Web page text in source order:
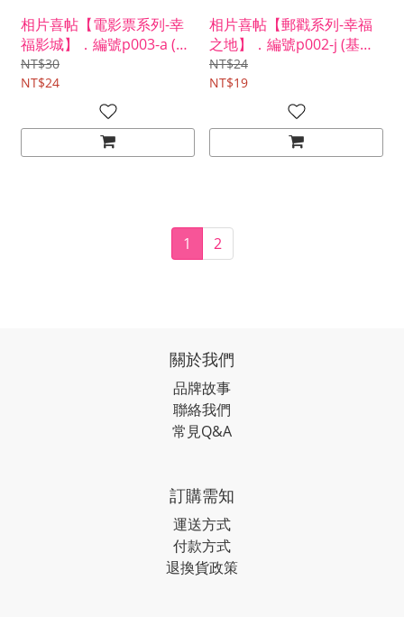
相片喜帖【電影票系列-幸
福影城】．編號p003-a (基
本100張起訂)(限宅配)
NT$30
NT$24
相片喜帖【郵戳系列-幸福
之地】．編號p002-j (基本
100張起訂)(限宅配)
NT$24
NT$19
1 2
關於我們
品牌故事
聯絡我們
常見Q&A
訂購需知
運送方式
付款方式
退換貨政策